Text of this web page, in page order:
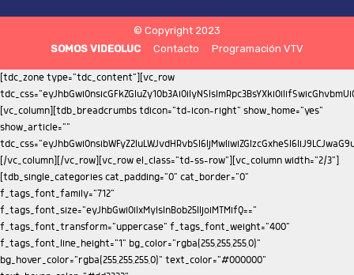
© Copyright 2023
SOMOS VIDEOLUC
Contacto Programación VTV
[tdc_zone type="tdc_content"][vc_row tdc_css="eyJhbGwiOnsicGFkZGluZy10b3AiOiIyNSIsImRpc3BsYXkiOiIifSwicGhvbmUiOnsicGFkZGluZy10b3AiOiIyNSIsImRpc3BsYXkiOiIifX0="][vc_column][tdb_breadcrumbs tdicon="td-icon-right" show_home="yes" show_article="" tdc_css="eyJhbGwiOnsibWFyZ2luLWJvdHRvbSI6IjMwIiwiZGlzcGxheSI6IiJ9LCJwaG9uZSI6eyJtYXJnaW4tYm90dG9tIjoiMjAiLCJkaXNwbGF5IjoiIn0sInBob25lX21heF93aWR0aCI6NzY3fQ=="][/vc_column][/vc_row][vc_row el_class="td-ss-row"][vc_column width="2/3"][tdb_single_categories cat_padding="0" cat_border="0" f_tags_font_family="712" f_tags_font_size="eyJhbGwiOiIxMyIsInBob25lIjoiMTMifQ==" f_tags_font_transform="uppercase" f_tags_font_weight="400" f_tags_font_line_height="1" bg_color="rgba(255,255,255,0)" bg_hover_color="rgba(255,255,255,0)" text_color="#000000" text_hover_color="#dd3333" tdc_css="eyJhbGwiOnsibWFyZ2luLWJvdHRvbSI6IjAiLCJkaXNwbGF5IjoiIn0sInBob25lIjp7Im1hcmdpbi1ib3R0b20iOiIwIiwiZGlzcGxheSI6IiJ9fQ==" cat_limit="1" cat_order="alphabetically"][tdb_title f_title_font_size="eyJhbGwiOiIzMCIsInBob25lIjoiMjQifQ==" tdc_css="eyJhbGwiOnsibWFyZ2luLXRvcCI6IjUiLCJtYXJnaW4tYm90dG9tIjoiMTAiLCJkaXNwbGF5IjoiIn0sInBob25lIjp7Im1hcmdpbi10b3AiOiI1IiwibWFyZ2luLWJvdHRvbSI6IjEwIiwiZGlzcGxheSI6IiJ9LCJwaG9uZV9tYXhfd2lkdGgiOjc2N30=" f_title_font_line_height="1.2" f_title_font_family="712" f_title_font_weight="500" title_color="#000000"][tdb_single_date f_date_font_family="712" f_date_font_weight="400" f_date_font_size="13" f_date_font_transform="capitalize" f_date_font_line_height="1" tdc_css="eyJhbGwiOnsiZGlzcGxheSI6IiJ9LCJwaG9uZSI6eyJkaXNwbGF5IjoiIn19" make_inline="yes"][tdb_single_comments_count tdicon="td-icon-comments" make_inline="yes" float_right="yes" f_comms_font_family="712" f_comms_font_size="eyJwaG9uZSI6IjEyIiwiYWxsIjoiMTEifQ==" f_comms_font_line_height="2" icon_size="10" comms_h_color="#008d7f" icon_h_color="#008d7f"][tdb_single_post_views tdicon="td-icon-views" float_right="yes" tdc_css="eyJhbGwiOnsibWFyZ2luLXJpZ2h0IjoiMTUiLCJkaXNwbGF5IjoiIn0sInBob25lIjp7Im1hcmdpbi1yaWdodCI6IjEwIiwiZGlzcGxheSI6IiJ9LCJwaG9uZV9tYXhfd2lkdGgiOjc2N30=" f_views_font_family="712" f_views_font_size="eyJwaG9uZSI6IjEyIiwiYWxsIjoiMTEifQ==" f_views_font_line_height="2"][tdb_single_featured_image tdc_css="eyJwaG9uZSI6eyJtYXJnaW4tcmlnaHQiOiItMjAiLCJtYXJnaW4tbGVmdCI6Ii0yMCIsImRpc3BsYXkiOiIifSwicGhvbmVfbWF4X3dpZHRoIjo3Njd9" lightbox="yes"][tdb_single_content f_post_font_family="712" f_post_font_size="eyJhbGwiOiIxMyIsInBob25lIjoiMTcifQ==" f_post_font_line_height="eyJhbGwiOiIxLjgiLCJwaG9uZSI6IjEuNiJ9" f_h1_font_family="712" f_h2_font_family="712" f_h3_font_family="712" f_h4_font_family="712" f_h5_font_family="712" f_h6_font_family="712" f_list_font_family="712" f_list_font_size="15" f_bq_font_family="712" f_h3_font_weight="500" f_h2_font_weight="500" f_h1_font_weight="500" f_h4_font_weight="500" f_h5_font_weight="500" f_h6_font_weight="500" f_h2_font_size="eyJwaG9uZSI6IjIwIn0=" f_post_font_weight="eyJwaG9uZSI6IjMwMCJ9" f_h2_font_line_height="eyJwaG9uZSI6IjEuNSJ9"][tdb_single_via via_h_bg="#008d7f" via_border_h_color="#008d7f"][tdb_single_source src_h_bg="#008d7f" src_border_h_color="#008d7f"][tdb_single_tags tags_h_bg="#008d7f" tags_border_h_color="#008d7f"][vc_separator tdc_css="eyJhbGwiOnsibWFyZ2luLXRvcCI6IjI4IiwibWFyZ2luLWJvdHRvbSI6IjIwIiwiZGlzcGxheSI6IiJ9LCJwaG9uZSI6eyJtYXJnaW4tdG9wIjoiMjgiLCJtYXJnaW4tYm90dG9tIjoiMjAiLCJkaXNwbGF5IjoiIn0sInBob25lX21heF93aWR0aCI6NzY3fQ=="][tdb_single_post_share tdc_css="eyJhbGwiOnsiZGlzcGxheSI6IiJ9LCJwaG9uZSI6eyJkaXNwbGF5IjoiIn19" like_share_style="style17" like="yes"][vc_separator tdc_css="eyJhbGwiOnsibWFyZ2luLWJvdHRvbSI6IjMwIiwiZGlzcGxheSI6IiJ9LCJwaG9uZSI6eyJtYXJnaW4tYm90dG9tIjoiMzAiLCJkaXNwbGF5IjoiIn0sInBob25lX21heF93aWR0aCI6NzY3fQ=="][tdb_single_next_prev tdc_css="eyJhbGwiOnsibWFyZ2luLWJvdHRvbSI6IjQzIiwiZGlzcGxheSI6IiJ9LCJwaG9uZSI6eyJtYXJnaW4tYm90dG9tIjoiNDMiLCJkaXNwbGF5IjoiIn19" f_inf_font_family="712" f_inf_font_size="11" f_inf_font_transform="uppercase" f_art_font_family="712" f_art_font_size="eyJhbGwiOiIxNSIsInBob25lIjoiMTMifQ==" f_art_font_weight="500" f_art_font_line_height="eyJhbGwiOiIxLjQiLCJwaG9uZSI6IjEuMiJ9" post_color="#000000" post_hover_color="#dd3333"][tdb_single_author_box icons_spacing="20" photo_size="eyJhbGwiOiI4MCIsInBob25lIjoiOTAifQ==" display="eyJwaG9uZSI6InJvdyJ9" tdc_css="eyJwaG9uZSI6eyJjb250ZW50LWgtYWxpZ24iOiJjb250ZW50LWhvcml6LWNlbnRlciIsImRpc3BsYXkiOiIifSwicGhvbmVfbWF4X3dpZHRoIjo3Njd9" box_padding="eyJwaG9uZSI6IjIwIiwiYWxsIjoiMTUifQ==" f_auth_font_family="712" f_auth_font_weight="500" f_auth_font_size="eyJwaG9uZSI6IjE1IiwiYWxsIjoiMTMifQ==" f_auth_font_line_height="1.2" f_url_font_family="712" f_url_font_size="11" f_url_font_weight="400" f_url_font_line_height="1" f_descr_font_family="712" f_descr_font_size="eyJwaG9uZSI6IjEzIiwiYWxsIjoiMTEifQ==" f_descr_font_line_height="1.4" f_descr_font_weight="400" f_auth_font_transform="capitalize" photo_space="eyJhbGwiOiIxNSIsInBob25lIjoiMjAifQ==" add_name_margin="eyJwaG9uZSI6IjVweCAwIDEwcHggMCIsImFsbCI6IjNweCAwIDhweCAwIn0="][td_flex_block_4 image_align="center" meta_info_align="bottom" color_overlay="eyJ0eXBlIjoiZ3JhZGllbnQiLCJjb2xvcjEiOiJyZ2JhKDAsMCwwLDApIiwiY29sb3IyIjoicmdiYSgwLDAsMCwwLjcpIiwibWl4ZWRDb2xvcnMiOlt7ImNvbG9yIjoicmdiYSgwLDAsMCwwLjMpIiwicGVyY2VudGFnZSI6MzV9LHsiY29sb3IiOiJyZ2JhKDAsMCwwLDApIiwicGVyY2VudGFnZSI6NTB9XSwiY3NzIjoiYmFja2dyb3VuZDogLXdlYmtpdC1saW5lYXItZ3JhZGllbnQoMGRlZyxyZ2JhKDAsMCwwLDAuNykscmdiYSgwLDAsMCwwLjMpIDM1JSxyZ2JhKDAsMCwwLDApIDUwJSxyZ2JhKDAsMCwwLDApKTtiYWNrZ3JvdW5kOiBsaW5lYXItZ3JhZGllbnQoMGRlZyxyZ2JhKDAsMCwwLDAuNykscmdiYSgwLDAsMCwwLjMpIDM1JSxyZ2JhKDAsMCwwLDApIDUwJSxyZ2JhKDAsMCwwLDApKTsiLCJjc3NQYXJhbXMiOiIwZGVnLHJnYmEoMCwwLDAsMC43KSxyZ2JhKDAsMCwwLDAuMykgMzUlLHJnYmEoMCwwLDAsMCkgNTAlLHJnYmEoMCwwLDAsMCkifQ==" image_margin="0" modules_on_row="33.33333333%" columns="33.33333333%" meta_info_align1="image" limit="3" modules_category="above" show_author2="none" show_date2="none" show_review2="none" show_com2="none" show_excerpt2="none" show_excerpt1="none" show_com1="none" show_review1="none" show_date1="none" show_author1="none" meta_info_horiz1="content-horiz-center" modules_space1="eyJhbGwiOiIwIiwicGhvbmUiOiIzIn0=" columns_gap="eyJhbGwiOiIzIiwicGhvbmUiOiIwIn0=" image_height1="eyJhbGwiOiIxMjAiLCJwaG9uZSI6IjExMCJ9" meta_padding1="eyJwaG9uZSI6IjE1cHggMTBweCIsImFsbCI6IjEwcHggNXB4In0=" art_title1="eyJwaG9uZSI6IjEwcHggMCAwIDAiLCJhbGwiOiI2cHggMCAwIDAifQ==" cat_bg="rgba(255,255,255,0)" cat_bg_hover="rgba(255,255,255,0)" title_txt="#ffffff" all_underline_color1="" f_title1_font_family="712" f_title1_font_line_height="1.2" f_title1_font_size="eyJhbGwiOiIxMSIsInBob25lIjoiMTcifQ==" f_title1_font_weight="500" f_title1_font_transform="" f_cat1_font_transform="uppercase" f_cat1_font_size="eyJhbGwiOiIxMSIsInBob25lIjoiMTMifQ==" f_cat1_font_weight="500" f_cat1_font_family="712" modules_category_padding1="0" category_id="" ajax_pagination="next_prev" f_more_font_family="" f_more_font_transform="" f_more_font_weight="" sort="" tdc_css="eyJhbGwiOnsiZGlzcGxheSI6IiJ9LCJwaG9uZSI6eyJtYXJnaW4tYm90dG9tIjoiNDAiLCJkaXNwbGF5IjoiIn0sInBob25lX21heF93aWR0aCI6NzY3fQ==" custom_title="ARTICULOS RELACIONADOS" block_template_id="td_block_template_8" image_size="" cat_txt="#ffffff" border_color="#272d69" f_header_font_family="712" f_header_font_size="eyJwaG9uZSI6IjE3IiwiYWxsIjoiMTUifQ==" f_header_font_transform="uppercase" f_header_font_weight="500" mix_type_h="color" mix_color_h="rgba(112,204,63,0.3)" pag_h_bg="#85c442" pag_h_border="#85c442" title_tag="h2"][tdb_single_comments block_template_id="td_block_template_8" border_color="#272d69" f_header_font_size="eyJwaG9uZSI6IjE3IiwiYWxsIjoiMTUifQ==" f_header_font_weight="500" f_header_font_transform="uppercase" f_header_font_family="712" f_auth_font_family="712" f_auth_font_transform="capitalize" f_auth_font_weight="500" f_auth_font_size="eyJwaG9uZSI6IjE1IiwiYWxsIjoiMTMifQ==" f_meta_font_family="712" f_meta_font_size="11" f_meta_font_weight="400" f_descr_font_family="712" f_descr_font_size="13" f_descr_font_weight="400" f_reply_font_family="712" f_reply_font_transform="uppercase" f_frm_title_font_family="712" f_frm_title_font_weight="500" f_frm_title_font_size="eyJwaG9uZSI6IjE1IiwiYWxsIjoiMTMifQ==" f_frm_title_font_transform="uppercase" f_input_font_family="712" f_input_font_size="13" f_btn_font_family="712" f_btn_font_weight="400" f_btn_font_transform="uppercase" f_btn_font_size="13" f_agreement_font_family="712" f_agreement_font_size="13" f_agreement_font_weight="400" f_input_font_weight="400" f_reply_font_weight="400" f_agreement_font_line_height="1.2" auth_h_color="#272d69" reply_h_color="#000000"][/vc_column][vc_column width="1/3" is_sticky="yes"][td_block_ad_box spot_img_horiz="content-horiz-center" spot_id="sidebar"][vc_empty_space][td_flex_block_1 modules_on_row="eyJwaG9uZSI6IjEwMCUifQ==" image_floated="float_left" image_width="30" image_height="100" show_btn="none" show_excerpt="none" modules_category="above" show_date="none" show_review="none" show_com="none" show_author="none" meta_padding="eyJwaG9uZSI6IjAgMCAwIDE1cHgiLCJhbGwiOiIwIDAgMCAxMHB4In0=" art_title="eyJwaG9uZSI6IjhweCAwIDAgMCIsImFsbCI6IjVweCAwIDAgMCJ9" f_title_font_family="712" f_title_font_size="eyJwaG9uZSI6IjE1IiwiYWxsIjoiMTEifQ==" f_title_font_weight="500" f_title_font_line_height="1.2" title_txt="#000000" cat_bg="rgba(255,255,255,0)" cat_bg_hover="rgba(255,255,255,0)" f_cat_font_family="712" f_cat_font_transform="uppercase" f_cat_font_weight="400" f_cat_font_size="11" modules_category_padding="0" all_modules_space="eyJwaG9uZSI6IjI0IiwiYWxsIjoiMTUifQ==" category_id="" ajax_pagination="load_more" sort="" title_txt_hover="#272d69" tdc_css="eyJhbGwiOnsiZGlzcGxheSI6IiJ9LCJwaG9uZSI6eyJtYXJnaW4tYm90dG9tIjoiNDAiLCJkaXNwbGF5IjoiIn0sInBob25lX21heF93aWR0aCI6NzY3fQ==" cat_txt="#000000" cat_txt_hover="#272d69" f_more_font_weight="" f_more_font_transform="" f_more_font_family="" image_size="td_150x0" f_meta_font_family="712" custom_title="ÚLTIMAS NOTICIAS" block_template_id="td_block_template_8" border_color="#272d69" art_excerpt="